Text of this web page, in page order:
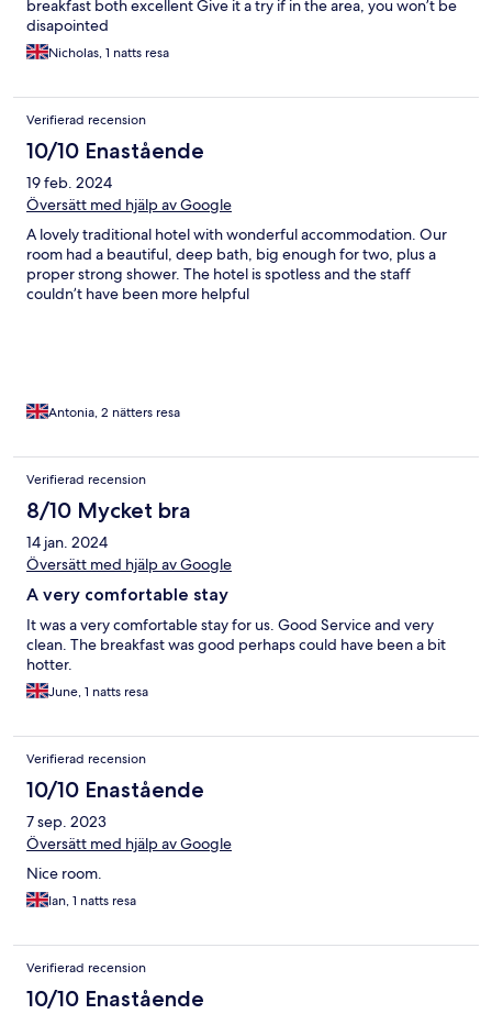
breakfast both excellent Give it a try if in the area, you won’t be
disapointed
Nicholas, 1 natts resa
Verifierad recension
10/10 Enastående
19 feb. 2024
Översätt med hjälp av Google
A lovely traditional hotel with wonderful accommodation. Our
room had a beautiful, deep bath, big enough for two, plus a
proper strong shower. The hotel is spotless and the staff
couldn’t have been more helpful
Antonia, 2 nätters resa
Verifierad recension
8/10 Mycket bra
14 jan. 2024
Översätt med hjälp av Google
A very comfortable stay
It was a very comfortable stay for us. Good Service and very
clean. The breakfast was good perhaps could have been a bit
hotter.
June, 1 natts resa
Verifierad recension
10/10 Enastående
7 sep. 2023
Översätt med hjälp av Google
Nice room.
Ian, 1 natts resa
Verifierad recension
10/10 Enastående